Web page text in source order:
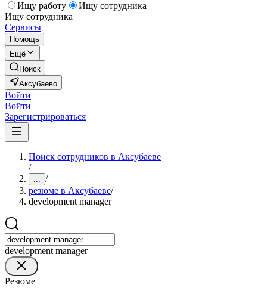
Ищу работу
Ищу сотрудника
Ищу сотрудника
Сервисы
Помощь
Ещё
Поиск
Аксубаево
Войти
Войти
Зарегистрироваться
Поиск сотрудников в Аксубаеве
/
... /
резюме в Аксубаеве/
development manager
development manager
Резюме